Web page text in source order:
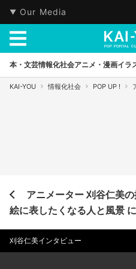
Our Media
本・文芸情報化社会アニメ・漫画イラ
KAI-YOU 情報化社会 POP UP !
アニメーター 刈谷仁美
絵に表したくなる人と風景
刈谷仁美インタビュー